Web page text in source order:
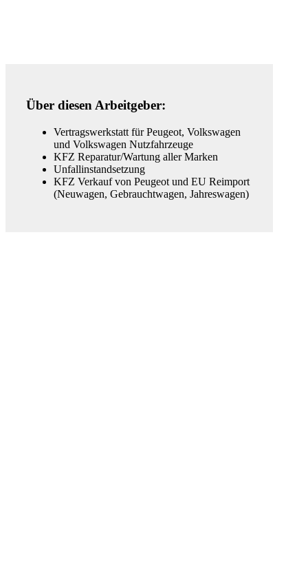
Über diesen Arbeitgeber:
Vertragswerkstatt für Peugeot, Volkswagen
und Volkswagen Nutzfahrzeuge
KFZ Reparatur/Wartung aller Marken
Unfallinstandsetzung
KFZ Verkauf von Peugeot und EU Reimport
(Neuwagen, Gebrauchtwagen, Jahreswagen)